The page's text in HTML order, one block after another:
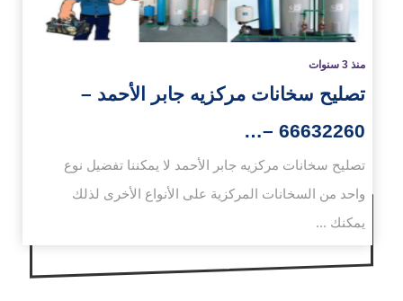
منذ 3 سنوات
تصليح سخانات مركزيه جابر الأحمد –
66632260 –…
تصليح سخانات مركزيه جابر الأحمد لا يمكننا تفضيل نوع
واحد من السخانات المركزية على الأنواع الأخرى لذلك
يمكنك ...